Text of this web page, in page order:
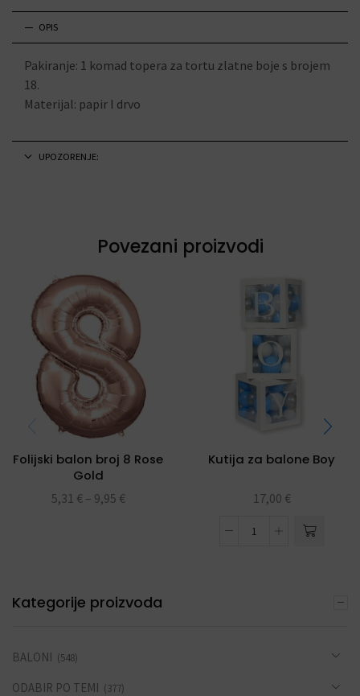
OPIS
Pakiranje: 1 komad topera za tortu zlatne boje s brojem
18.
Materijal: papir I drvo
UPOZORENJE:
Povezani proizvodi
Folijski balon broj 8 Rose
Gold
5,31 € – 9,95 €
Kutija za balone Boy
17,00 €
Kategorije proizvoda
BALONI (548)
ODABIR PO TEMI (377)